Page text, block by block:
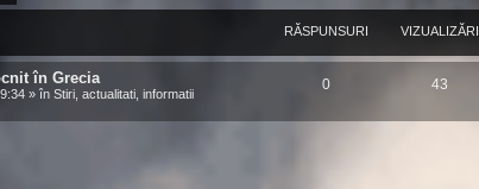
RĂSPUNSURI VIZUALIZĂRI
în Grecia
» în Stiri, actualitati, informatii
0 43